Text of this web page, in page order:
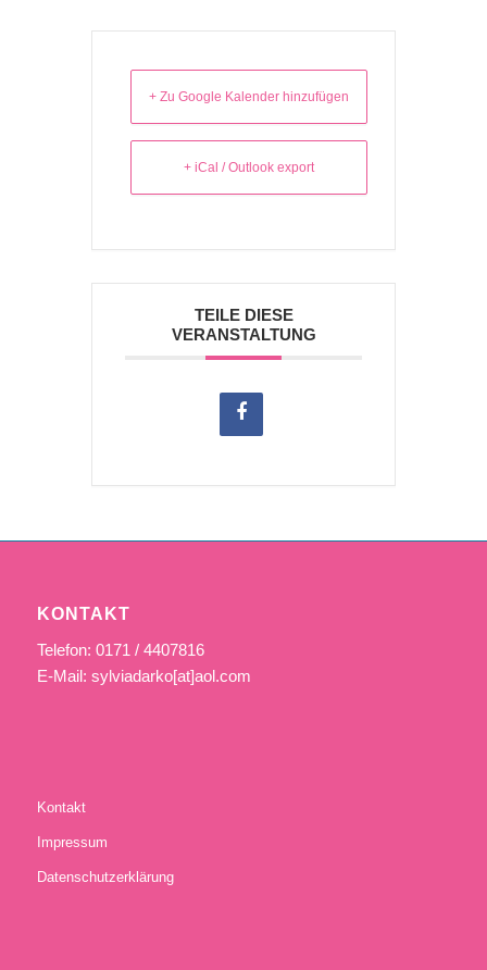
+ Zu Google Kalender hinzufügen
+ iCal / Outlook export
TEILE DIESE
VERANSTALTUNG
KONTAKT
Telefon: 0171 / 4407816
E-Mail: sylviadarko[at]aol.com
Kontakt
Impressum
Datenschutzerklärung